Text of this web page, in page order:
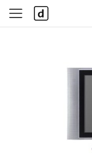
사
이
다
나
와